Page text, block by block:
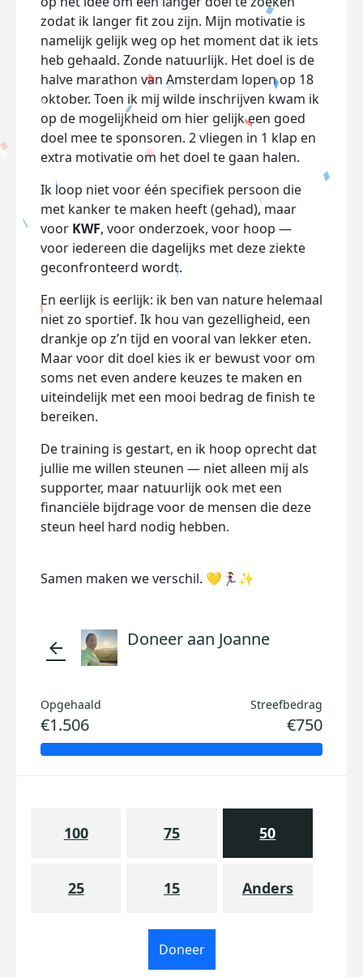
zodat ik langer fit zou zijn. Mijn motivatie is
namelijk gelijk weg op het moment dat ik iets
heb gehaald. Zonde natuurlijk. Het doel is de
halve marathon van Amsterdam lopen op 18
oktober. Toen ik mij wilde inschrijven kwam ik
op de mogelijkheid om hier gelijk een goed
doel mee te sponsoren. 2 vliegen in 1 klap en
extra motivatie om het doel te gaan halen.
Ik loop niet voor één specifiek persoon die
met kanker te maken heeft (gehad), maar
voor KWF, voor onderzoek, voor hoop —
voor iedereen die dagelijks met deze ziekte
geconfronteerd wordt.
En eerlijk is eerlijk: ik ben van nature helemaal
niet zo sportief. Ik hou van gezelligheid, een
drankje op z’n tijd en vooral van lekker eten.
Maar voor dit doel kies ik er bewust voor om
soms net even andere keuzes te maken en
uiteindelijk met een mooi bedrag de finish te
bereiken.
De training is gestart, en ik hoop oprecht dat
jullie me willen steunen — niet alleen mij als
supporter, maar natuurlijk ook met een
financiële bijdrage voor de mensen die deze
steun heel hard nodig hebben.
Samen maken we verschil. 💛🏃‍♀️✨
arrow_back Doneer aan Joanne
Opgehaald
€1.506
Streefbedrag
€750
100 75 50
25 15 Anders
Doneer